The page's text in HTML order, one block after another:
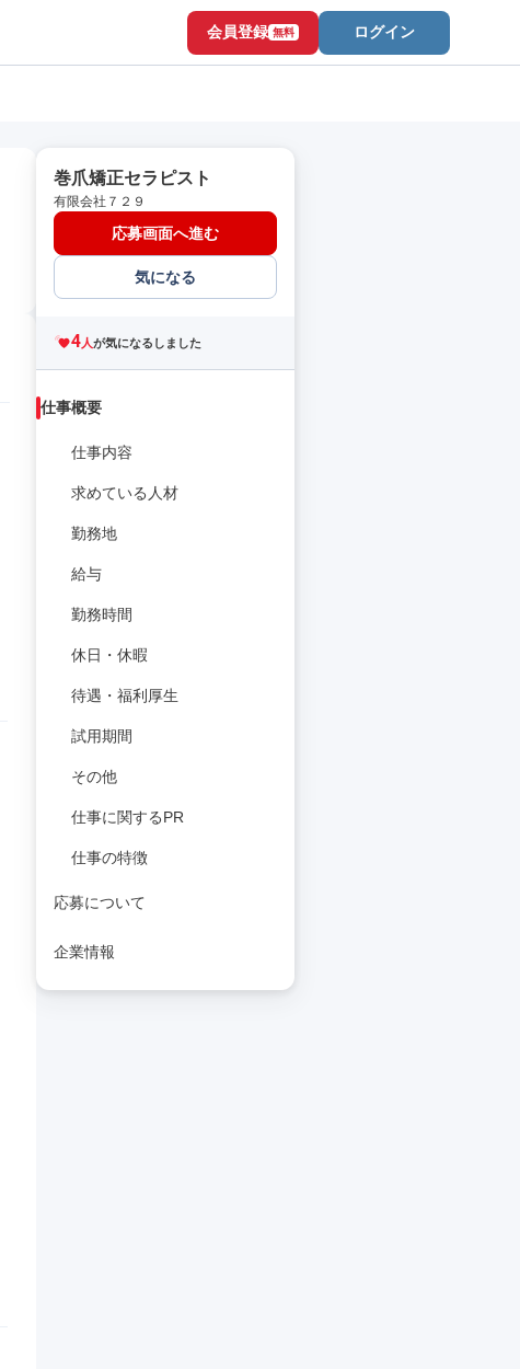
会員登録 無料 ログイン
巻爪矯正セラピスト
有限会社７２９
応募画面へ進む
気になる
4人が気になるしました
仕事概要
仕事内容
求めている人材
勤務地
給与
勤務時間
休日・休暇
待遇・福利厚生
試用期間
その他
仕事に関するPR
仕事の特徴
応募について
企業情報